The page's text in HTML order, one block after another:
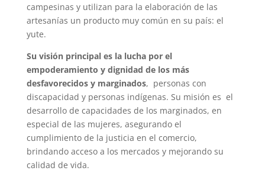
campesinas y utilizan para la elaboración de las
artesanías un producto muy común en su país: el
yute.
Su visión principal es la lucha por el
empoderamiento y dignidad de los más
desfavorecidos y marginados, personas con
discapacidad y personas indígenas. Su misión es el
desarrollo de capacidades de los marginados, en
especial de las mujeres, asegurando el
cumplimiento de la justicia en el comercio,
brindando acceso a los mercados y mejorando su
calidad de vida.